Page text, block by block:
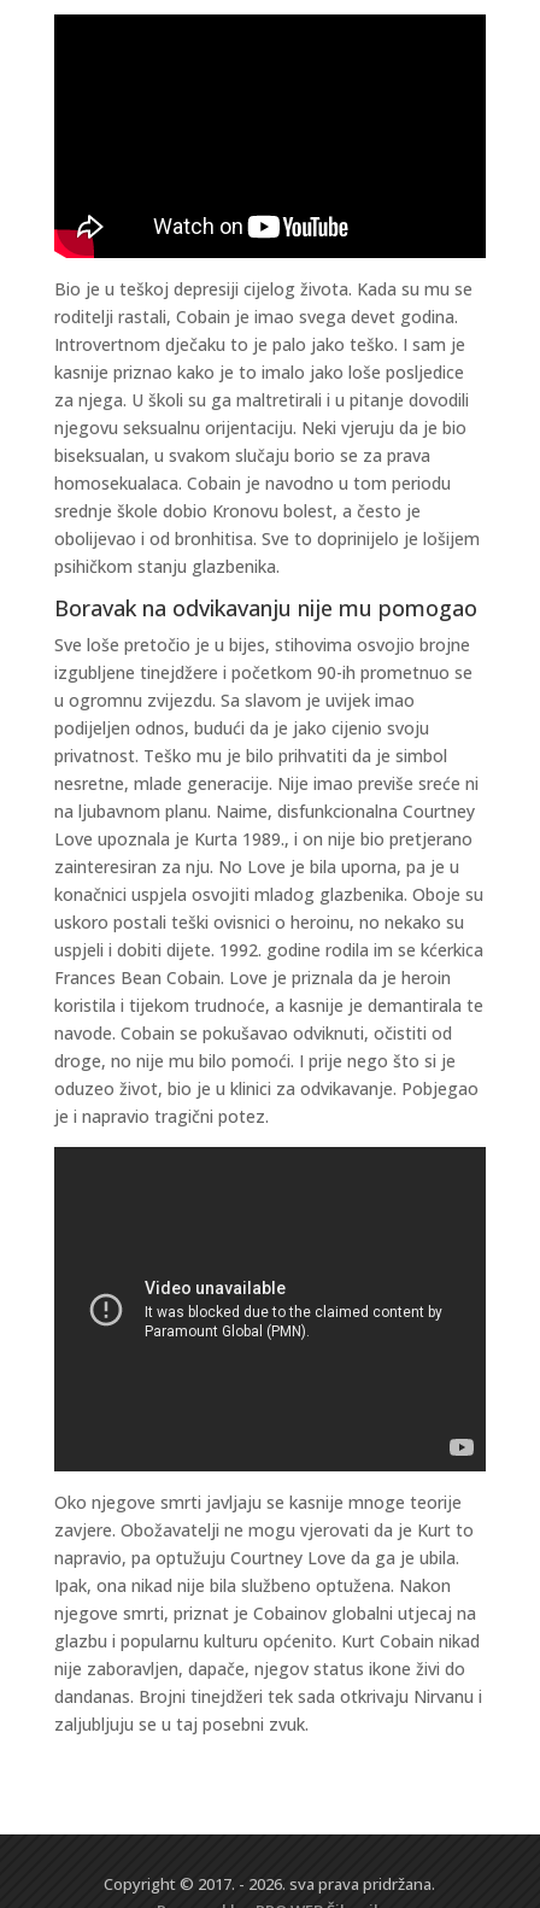
Bio je u teškoj depresiji cijelog života. Kada su mu se
roditelji rastali, Cobain je imao svega devet godina.
Introvertnom dječaku to je palo jako teško. I sam je
kasnije priznao kako je to imalo jako loše posljedice
za njega. U školi su ga maltretirali i u pitanje dovodili
njegovu seksualnu orijentaciju. Neki vjeruju da je bio
biseksualan, u svakom slučaju borio se za prava
homosekualaca. Cobain je navodno u tom periodu
srednje škole dobio Kronovu bolest, a često je
obolijevao i od bronhitisa. Sve to doprinijelo je lošijem
psihičkom stanju glazbenika.
Boravak na odvikavanju nije mu pomogao
Sve loše pretočio je u bijes, stihovima osvojio brojne
izgubljene tinejdžere i početkom 90-ih prometnuo se
u ogromnu zvijezdu. Sa slavom je uvijek imao
podijeljen odnos, budući da je jako cijenio svoju
privatnost. Teško mu je bilo prihvatiti da je simbol
nesretne, mlade generacije. Nije imao previše sreće ni
na ljubavnom planu. Naime, disfunkcionalna Courtney
Love upoznala je Kurta 1989., i on nije bio pretjerano
zainteresiran za nju. No Love je bila uporna, pa je u
konačnici uspjela osvojiti mladog glazbenika. Oboje su
uskoro postali teški ovisnici o heroinu, no nekako su
uspjeli i dobiti dijete. 1992. godine rodila im se kćerkica
Frances Bean Cobain. Love je priznala da je heroin
koristila i tijekom trudnoće, a kasnije je demantirala te
navode. Cobain se pokušavao odviknuti, očistiti od
droge, no nije mu bilo pomoći. I prije nego što si je
oduzeo život, bio je u klinici za odvikavanje. Pobjegao
je i napravio tragični potez.
Oko njegove smrti javljaju se kasnije mnoge teorije
zavjere. Obožavatelji ne mogu vjerovati da je Kurt to
napravio, pa optužuju Courtney Love da ga je ubila.
Ipak, ona nikad nije bila službeno optužena. Nakon
njegove smrti, priznat je Cobainov globalni utjecaj na
glazbu i popularnu kulturu općenito. Kurt Cobain nikad
nije zaboravljen, dapače, njegov status ikone živi do
dandanas. Brojni tinejdžeri tek sada otkrivaju Nirvanu i
zaljubljuju se u taj posebni zvuk.
Copyright © 2017. - 2026. sva prava pridržana.